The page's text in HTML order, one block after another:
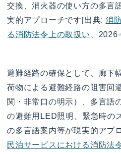
交換、消火器の使い方の多言
実的アプローチです[出典: 消
る消防法令上の取扱い
、
避難経路の確保として、廊下
荷物による避難経路の阻害回
関・非常口の明示）、多言語
の避難用LED照明、緊急時の
の多言語案内等が現実的アプ
民泊サービスにおける消防法